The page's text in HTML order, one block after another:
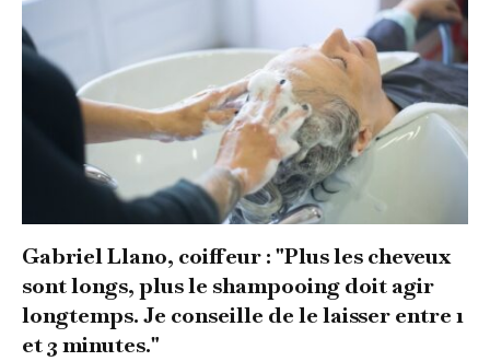
Gabriel Llano, coiffeur : "Plus les cheveux
sont longs, plus le shampooing doit agir
longtemps. Je conseille de le laisser entre 1
et 3 minutes."